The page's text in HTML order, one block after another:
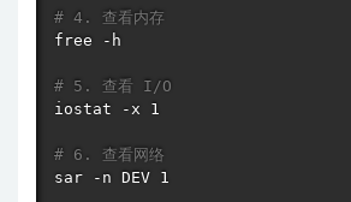
# 4. 查看内存
free -h
# 5. 查看 I/O
iostat -x 1
# 6. 查看网络
sar -n DEV 1